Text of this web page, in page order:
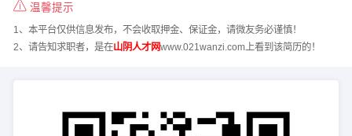
温馨提示
1、本平台仅供信息发布，不会收取押金、保证金，请微友务必谨慎！
2、请告知求职者，是在山阴人才网www.021wanzi.com上看到该简历的！